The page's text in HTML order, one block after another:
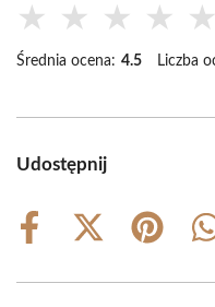
★ ★ ★ ★ ★
Średnia ocena: 4.5 Liczba
Udostępnij
Share
Share
(Twitter)
Share